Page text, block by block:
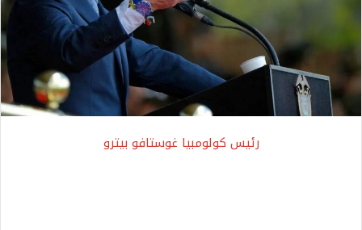
رئيس كولومبيا غوستافو بيترو